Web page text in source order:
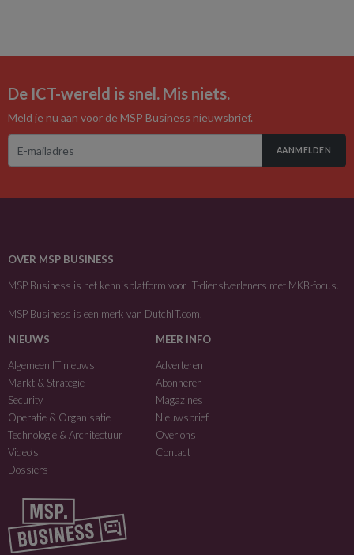
De ICT-wereld is snel. Mis niets.
Meld je nu aan voor de MSP Business nieuwsbrief.
AANMELDEN
OVER MSP BUSINESS
MSP Business is het kennisplatform voor IT-dienstverleners met MKB-focus.
MSP Business is een merk van DutchIT.com
NIEUWS
Algemeen IT nieuws
Markt & Strategie
Security
Operatie & Organisatie
Technologie & Architectuur
Video’s
Dossiers
MEER INFO
Adverteren
Abonneren
Magazines
Nieuwsbrief
Over ons
Contact